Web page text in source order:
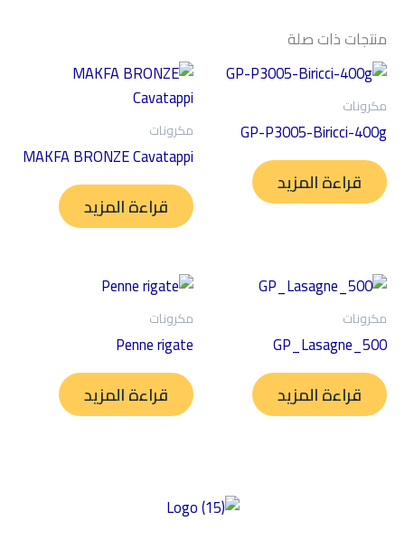
منتجات ذات صلة
مكرونات
GP-P3005-Biricci-400g
قراءة المزيد
مكرونات
MAKFA BRONZE Cavatappi
قراءة المزيد
مكرونات
GP_Lasagne_500
قراءة المزيد
مكرونات
Penne rigate
قراءة المزيد